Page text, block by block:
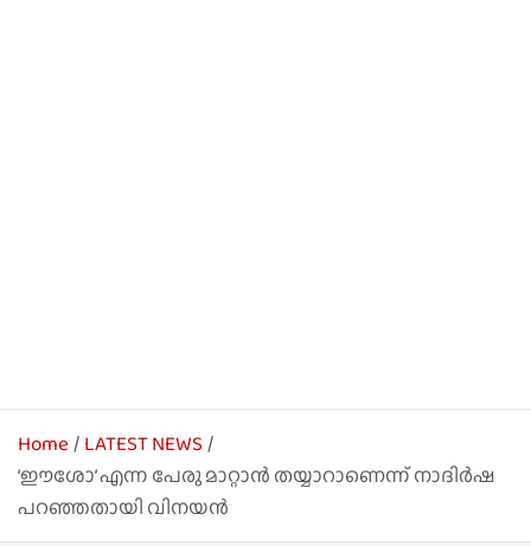
Home LATEST NEWS
‘ഈശോ’ എന്ന പേരു മാറ്റാന്‍ തയ്യാറാണെന്ന് നാദിര്‍ഷ
പറഞ്ഞതായി വിനയന്‍